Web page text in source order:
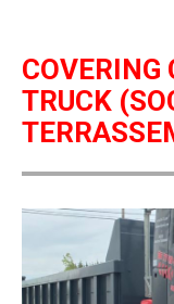
COVERING
TRUCK